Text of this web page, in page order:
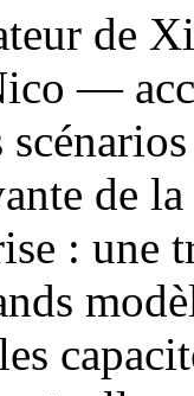
de
—
de
: une